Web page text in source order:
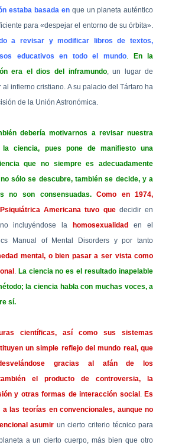
estaba basada enque un planeta auténtico
para «despejar el entorno de su órbita».
a revisar y modificar libros de textos,
educativos en todo el mundo.En la
era el dios del inframundo, un lugar de
infierno cristiano. A su palacio del Tártaro ha
de la Unión Astronómica.
debería motivarnos a revisar nuestra
la ciencia, pues pone de manifiesto una
que no siempre es adecuadamente
sólo se descubre, también se decide, y a
no son consensuadas.Como en 1974,
Americana tuvo que decidir en
incluyéndose la
homosexualidad
en el
Manual of Mental Disorders y por tanto
mental, o bien pasar a ser vista como
. La ciencia no es el resultado inapelable
la ciencia habla con muchas voces, a
sí.
científicas, así como sus sistemas
un simple reflejo del mundo real, que
gracias al afán de los
el producto de controversia, la
y otras formas de interacción social . Es
las teorías en convencionales, aunque no
asumir un cierto criterio técnico para
a un cierto cuerpo, más bien que otro